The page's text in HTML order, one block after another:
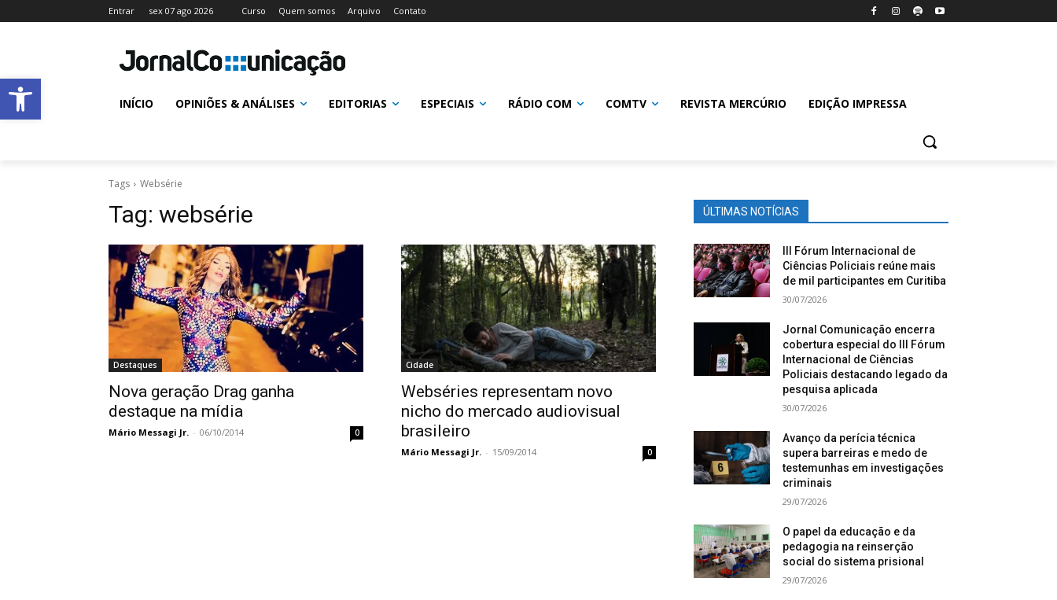
Abrir a barra de ferramentas
Entrar sex 07 ago 2026 Curso Quem somos Arquivo Contato
INÍCIO OPINIÕES & ANÁLISES EDITORIAS ESPECIAIS RÁDIO COM COMTV REVISTA MERCÚRIO EDIÇÃO IMPRESSA
Tags Websérie
Tag: websérie
Destaques
Nova geração Drag ganha
destaque na mídia
Mário Messagi Jr. - 06/10/2014 0
Cidade
Webséries representam novo
nicho do mercado audiovisual
brasileiro
Mário Messagi Jr. - 15/09/2014 0
ÚLTIMAS NOTÍCIAS
III Fórum Internacional de
Ciências Policiais reúne mais
de mil participantes em Curitiba
30/07/2026
Jornal Comunicação encerra
cobertura especial do III Fórum
Internacional de Ciências
Policiais destacando legado da
pesquisa aplicada
30/07/2026
Avanço da perícia técnica
supera barreiras e medo de
testemunhas em investigações
criminais
29/07/2026
O papel da educação e da
pedagogia na reinserção
social do sistema prisional
29/07/2026